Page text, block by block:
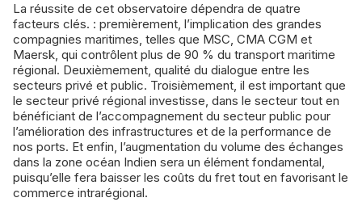
La réussite de cet observatoire dépendra de quatre
facteurs clés. : premièrement, l’implication des grandes
compagnies maritimes, telles que MSC, CMA CGM et
Maersk, qui contrôlent plus de 90 % du transport maritime
régional. Deuxièmement, qualité du dialogue entre les
secteurs privé et public. Troisièmement, il est important que
le secteur privé régional investisse, dans le secteur tout en
bénéficiant de l’accompagnement du secteur public pour
l’amélioration des infrastructures et de la performance de
nos ports. Et enfin, l’augmentation du volume des échanges
dans la zone océan Indien sera un élément fondamental,
puisqu’elle fera baisser les coûts du fret tout en favorisant le
commerce intrarégional.